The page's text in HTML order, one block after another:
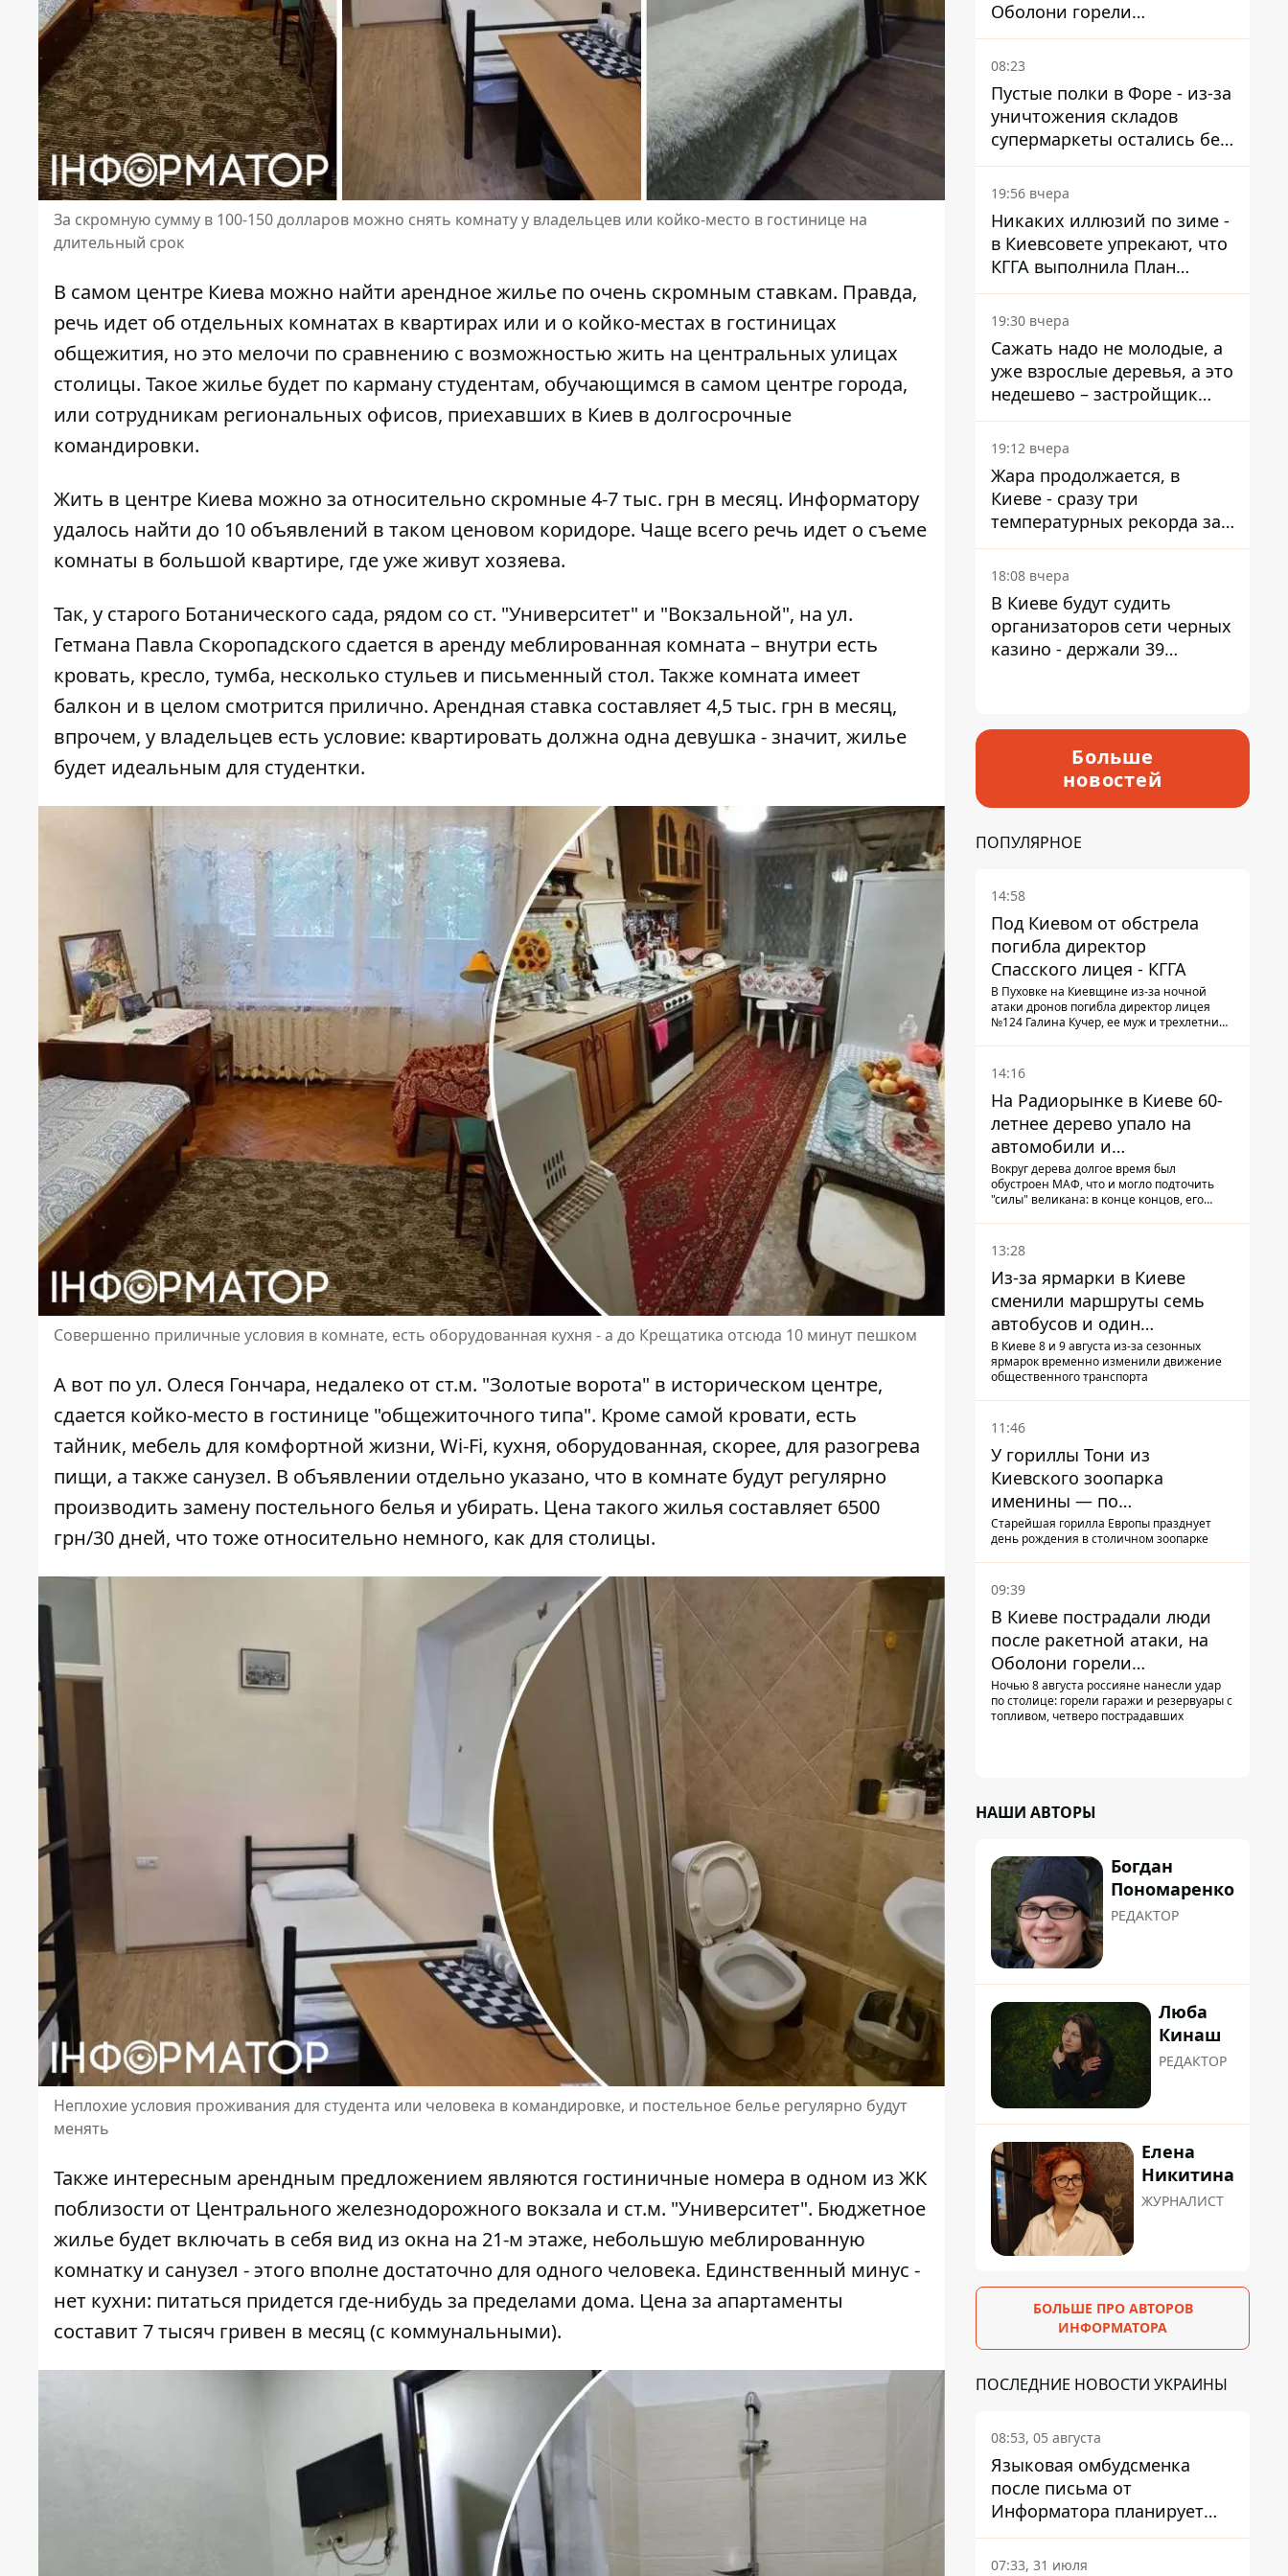
За скромную сумму в 100-150 долларов можно снять комнату у владельцев или койко-место в гостинице на
длительный срок
В самом центре Киева можно найти арендное жилье по очень скромным ставкам. Правда,
речь идет об отдельных комнатах в квартирах или и о койко-местах в гостиницах
общежития, но это мелочи по сравнению с возможностью жить на центральных улицах
столицы. Такое жилье будет по карману студентам, обучающимся в самом центре города,
или сотрудникам региональных офисов, приехавших в Киев в долгосрочные
командировки.
Жить в центре Киева можно за относительно скромные 4-7 тыс. грн в месяц. Информатору
удалось найти до 10 объявлений в таком ценовом коридоре. Чаще всего речь идет о съеме
комнаты в большой квартире, где уже живут хозяева.
Так, у старого Ботанического сада, рядом со ст. "Университет" и "Вокзальной", на ул.
Гетмана Павла Скоропадского сдается в аренду меблированная комната – внутри есть
кровать, кресло, тумба, несколько стульев и письменный стол. Также комната имеет
балкон и в целом смотрится прилично. Арендная ставка составляет 4,5 тыс. грн в месяц,
впрочем, у владельцев есть условие: квартировать должна одна девушка - значит, жилье
будет идеальным для студентки.
Совершенно приличные условия в комнате, есть оборудованная кухня - а до Крещатика отсюда 10 минут пешком
А вот по ул. Олеся Гончара, недалеко от ст.м. "Золотые ворота" в историческом центре,
сдается койко-место в гостинице "общежиточного типа". Кроме самой кровати, есть
тайник, мебель для комфортной жизни, Wi-Fi, кухня, оборудованная, скорее, для разогрева
пищи, а также санузел. В объявлении отдельно указано, что в комнате будут регулярно
производить замену постельного белья и убирать. Цена такого жилья составляет 6500
грн/30 дней, что тоже относительно немного, как для столицы.
Неплохие условия проживания для студента или человека в командировке, и постельное белье регулярно будут
менять
Также интересным арендным предложением являются гостиничные номера в одном из ЖК
поблизости от Центрального железнодорожного вокзала и ст.м. "Университет". Бюджетное
жилье будет включать в себя вид из окна на 21-м этаже, небольшую меблированную
комнатку и санузел - этого вполне достаточно для одного человека. Единственный минус -
нет кухни: питаться придется где-нибудь за пределами дома. Цена за апартаменты
составит 7 тысяч гривен в месяц (с коммунальными).
Оболони горели
резервуары с топливом
08:23
Пустые полки в Форе - из-за
уничтожения складов
супермаркеты остались без
ассортимента
19:56 вчера
Никаких иллюзий по зиме -
в Киевсовете упрекают, что
КГГА выполнила План
устойчивости на 20%
19:30 вчера
Сажать надо не молодые, а
уже взрослые деревья, а это
недешево – застройщик
Никонов
19:12 вчера
Жара продолжается, в
Киеве - сразу три
температурных рекорда за
день
18:08 вчера
В Киеве будут судить
организаторов сети черных
казино - держали 39
Больше
новостей
ПОПУЛЯРНОЕ
14:58
Под Киевом от обстрела
погибла директор
Спасского лицея - КГГА
В Пуховке на Киевщине из-за ночной
атаки дронов погибла директор лицея
№124 Галина Кучер, ее муж и трехлетний
14:16
На Радиорынке в Киеве 60-
летнее дерево упало на
автомобили и
травмировало человека -
подробности
Вокруг дерева долгое время был
обустроен МАФ, что и могло подточить
"силы" великана: в конце концов, его
13:28
Из-за ярмарки в Киеве
сменили маршруты семь
автобусов и один
троллейбус
В Киеве 8 и 9 августа из-за сезонных
ярмарок временно изменили движение
общественного транспорта
11:46
У гориллы Тони из
Киевского зоопарка
именины — по
человеческим меркам ему
уже больше 90 лет
Старейшая горилла Европы празднует
день рождения в столичном зоопарке
09:39
В Киеве пострадали люди
после ракетной атаки, на
Оболони горели
резервуары с топливом
Ночью 8 августа россияне нанесли удар
по столице: горели гаражи и резервуары с
топливом, четверо пострадавших
НАШИ АВТОРЫ
Богдан
Пономаренко
РЕДАКТОР
Люба
Кинаш
РЕДАКТОР
Елена
Никитина
ЖУРНАЛИСТ
БОЛЬШЕ ПРО АВТОРОВ
ИНФОРМАТОРА
ПОСЛЕДНИЕ НОВОСТИ УКРАИНЫ
08:53, 05 августа
Языковая омбудсменка
после письма от
Информатора планирует
наказать компанию-
подрядчика ПриватБанка
07:33, 31 июля